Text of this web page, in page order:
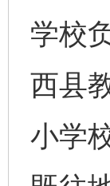
学校
西县
小学